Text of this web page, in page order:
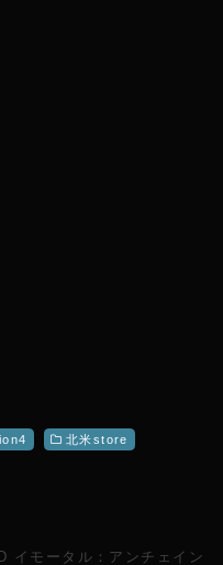
北米store
イモータル：アンチェイン